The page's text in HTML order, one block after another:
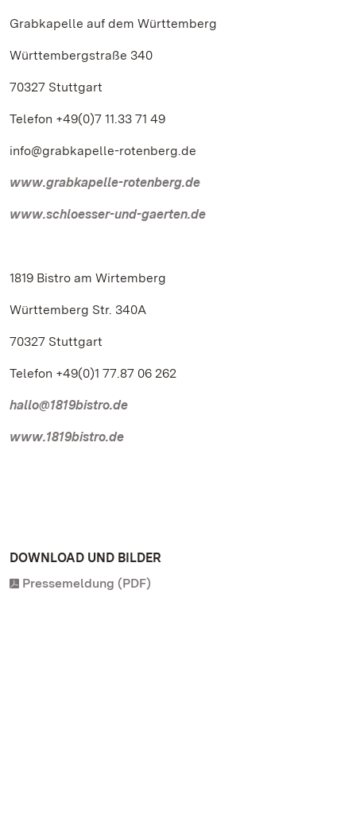
Grabkapelle auf dem Württemberg
Württembergstraße 340
70327 Stuttgart
Telefon +49(0)7 11.33 71 49
info@grabkapelle-rotenberg.de
www.grabkapelle-rotenberg.de
www.schloesser-und-gaerten.de
1819 Bistro am Wirtemberg
Württemberg Str. 340A
70327 Stuttgart
Telefon +49(0)1 77.87 06 262
hallo@1819bistro.de
www.1819bistro.de
DOWNLOAD UND BILDER
Pressemeldung (PDF)